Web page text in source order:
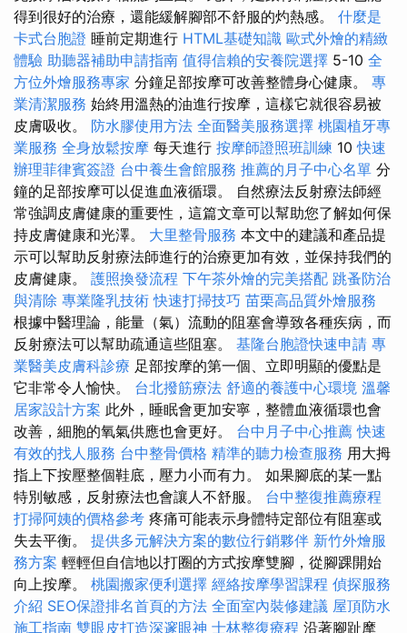
得到很好的治療，還能緩解腳部不舒服的灼熱感。 什麼是
卡式台胞證 睡前定期進行 HTML基礎知識 歐式外燴的精緻
體驗 助聽器補助申請指南 值得信賴的安養院選擇 5-10 全
方位外燴服務專家 分鐘足部按摩可改善整體身心健康。 專
業清潔服務 始終用溫熱的油進行按摩，這樣它就很容易被
皮膚吸收。 防水膠使用方法 全面醫美服務選擇 桃園植牙專
業服務 全身放鬆按摩 每天進行 按摩師證照班訓練 10快速
辦理菲律賓簽證 台中養生會館服務 推薦的月子中心名單 分
鐘的足部按摩可以促進血液循環。 自然療法反射療法師經
常強調皮膚健康的重要性，這篇文章可以幫助您了解如何保
持皮膚健康和光澤。 大里整骨服務 本文中的建議和產品提
示可以幫助反射療法師進行的治療更加有效，並保持我們的
皮膚健康。 護照換發流程 下午茶外燴的完美搭配 跳蚤防治
與清除 專業隆乳技術 快速打掃技巧 苗栗高品質外燴服務
根據中醫理論，能量（氣）流動的阻塞會導致各種疾病，而
反射療法可以幫助疏通這些阻塞。 基隆台胞證快速申請 專
業醫美皮膚科診療 足部按摩的第一個、立即明顯的優點是
它非常令人愉快。 台北撥筋療法 舒適的養護中心環境 溫馨
居家設計方案 此外，睡眠會更加安寧，整體血液循環也會
改善，細胞的氧氣供應也會更好。 台中月子中心推薦 快速
有效的找人服務 台中整骨價格 精準的聽力檢查服務 用大拇
指上下按壓整個鞋底，壓力小而有力。 如果腳底的某一點
特別敏感，反射療法也會讓人不舒服。 台中整復推薦療程
打掃阿姨的價格參考 疼痛可能表示身體特定部位有阻塞或
失去平衡。 提供多元解決方案的數位行銷夥伴 新竹外燴服
務方案 輕輕但自信地以打圈的方式按摩雙腳，從腳踝開始
向上按摩。 桃園搬家便利選擇 經絡按摩學習課程 偵探服務
介紹 SEO保證排名首頁的方法 全面室內裝修建議 屋頂防水
施工指南 雙眼皮打造深邃眼神 士林整復療程 沿著腳趾摩